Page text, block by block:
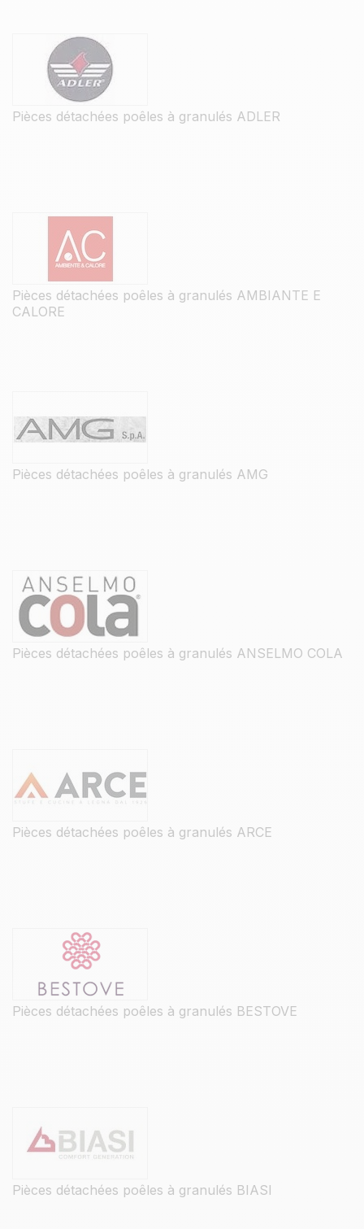
Pièces détachées poêles à granulés ADLER
Pièces détachées poêles à granulés AMBIANTE E
CALORE
Pièces détachées poêles à granulés AMG
Pièces détachées poêles à granulés ANSELMO COLA
Pièces détachées poêles à granulés ARCE
Pièces détachées poêles à granulés BESTOVE
Pièces détachées poêles à granulés BIASI